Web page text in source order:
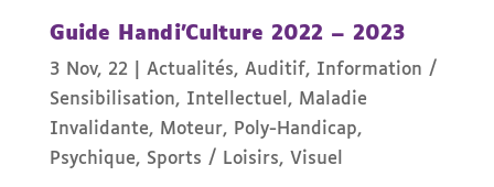
Guide Handi’Culture 2022 – 2023
3 Nov, 22| Actualités, Auditif, Information /
Sensibilisation, Intellectuel , Maladie
Invalidante, Moteur, Poly-Handicap,
Psychique, Sports / Loisirs, Visuel